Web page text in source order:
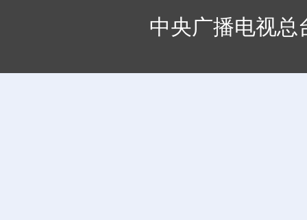
中央广播电视总